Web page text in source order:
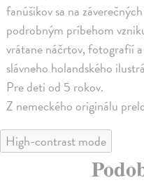
fanúšikov sa na
podrobným príbehom
vrátane náčrtov, fotografií
slávneho holandského
Pre deti od 5 rokov.
Z nemeckého originálu
High-contrast mode